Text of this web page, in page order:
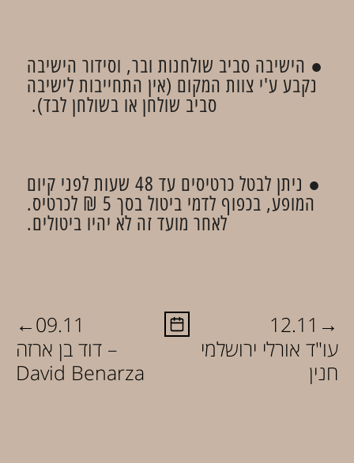
● הישיבה סביב שולחנות ובר, וסידור הישיבה
נקבע ע'י צוות המקום (אין התחייבות לישיבה
סביב שולחן או בשולחן לבד).
● ניתן לבטל כרטיסים עד 48 שעות לפני קיום
המופע, בכפוף לדמי ביטול בסך 5 ₪ לכרטיס.
לאחר מועד זה לא יהיו ביטולים.
←09.11
דוד בן ארזה –
David Benarza
12.11 →
עו"ד אורלי ירושלמי
חנין